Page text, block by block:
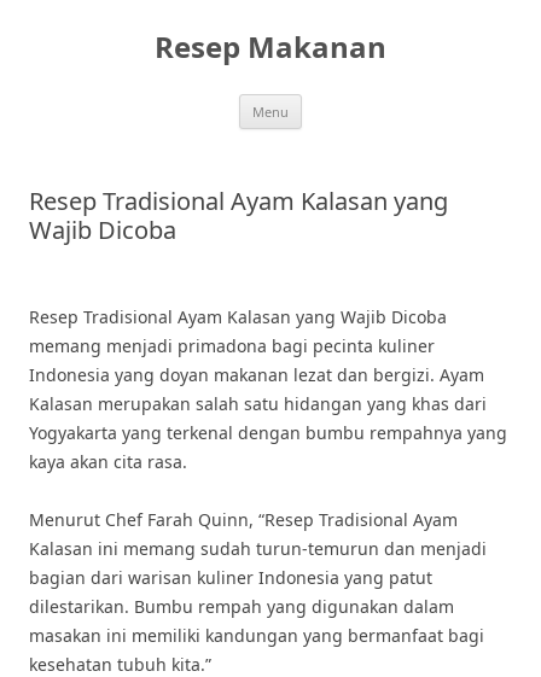
Resep Makanan
Menu
Resep Tradisional Ayam Kalasan yang
Wajib Dicoba
Resep Tradisional Ayam Kalasan yang Wajib Dicoba
memang menjadi primadona bagi pecinta kuliner
Indonesia yang doyan makanan lezat dan bergizi. Ayam
Kalasan merupakan salah satu hidangan yang khas dari
Yogyakarta yang terkenal dengan bumbu rempahnya yang
kaya akan cita rasa.
Menurut Chef Farah Quinn, “Resep Tradisional Ayam
Kalasan ini memang sudah turun-temurun dan menjadi
bagian dari warisan kuliner Indonesia yang patut
dilestarikan. Bumbu rempah yang digunakan dalam
masakan ini memiliki kandungan yang bermanfaat bagi
kesehatan tubuh kita.”